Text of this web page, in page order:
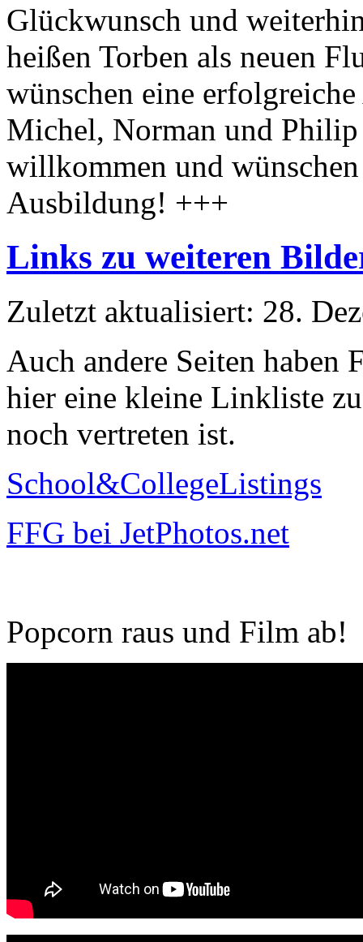
Links zu weiteren
Zuletzt aktualisiert: 28.
Auch andere Seiten haben
hier eine kleine Linkliste
noch vertreten ist.
School&CollegeListings
FFG bei JetPhotos.net
Popcorn raus und Film ab!